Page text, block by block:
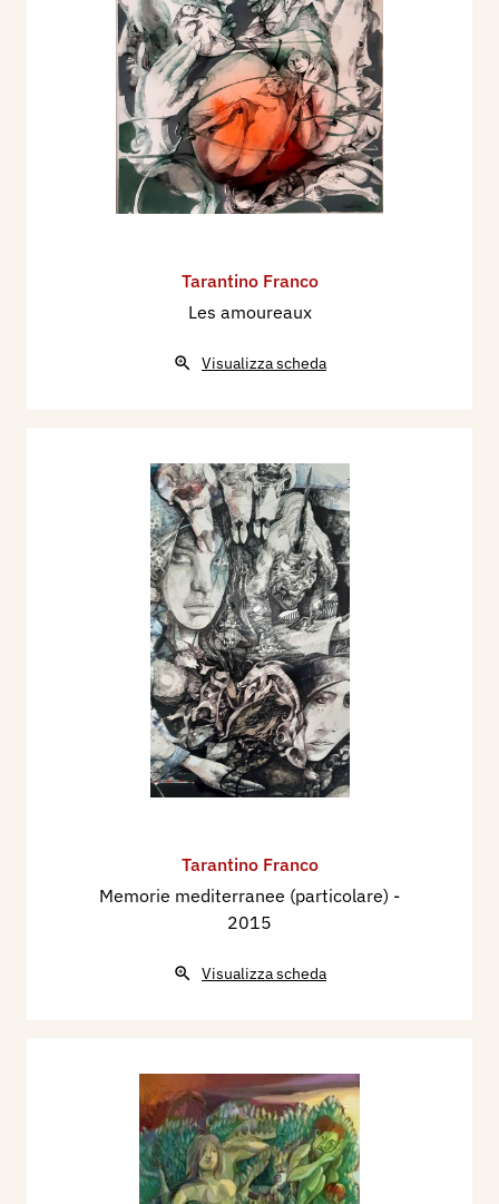
Tarantino Franco
Les amoureaux
Visualizza scheda
Tarantino Franco
Memorie mediterranee (particolare) -
2015
Visualizza scheda